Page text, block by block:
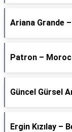
Ariana Grande
Patron –
Güncel Gürsel
Ergin Kızılay –